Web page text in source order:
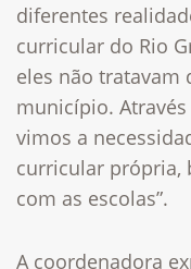
diferentes
curricular do Rio
eles não tratavam
município.
vimos a
curricular própria,
com as escolas”.
A coordenadora